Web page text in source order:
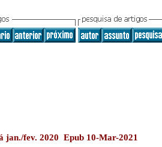
jan./fev. 2020 Epub 10-Mar-2021